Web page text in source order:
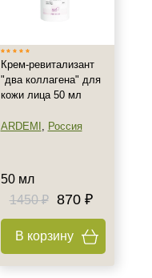
Крем-ревитализант
"два коллагена" для
кожи лица 50 мл
ARDEMI , Россия
50 мл
1450 ₽
870 ₽
В корзину